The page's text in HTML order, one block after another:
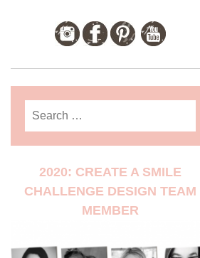
2020: CREATE A SMILE
CHALLENGE DESIGN TEAM
MEMBER